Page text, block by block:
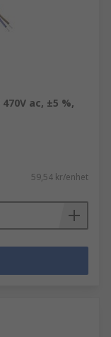
ac, ±5 %,
59,54 kr/enhet